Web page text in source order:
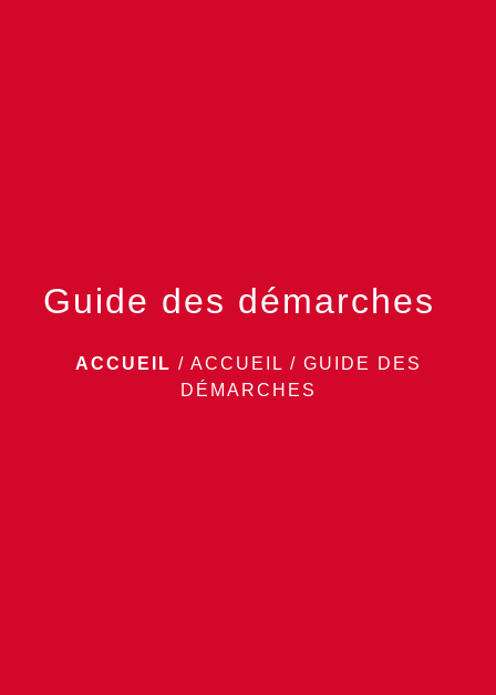
Guide des démarches
ACCUEIL / ACCUEIL / GUIDE DES
DÉMARCHES